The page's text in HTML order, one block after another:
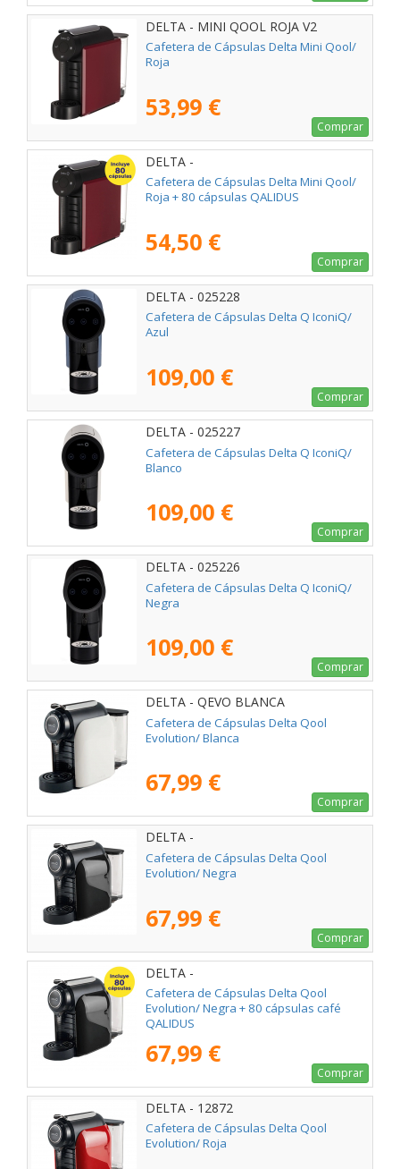
DELTA - MINI QOOL ROJA V2
Cafetera de Cápsulas Delta Mini Qool/
Roja
53,99 €
Comprar
DELTA -
Cafetera de Cápsulas Delta Mini Qool/
Roja + 80 cápsulas QALIDUS
54,50 €
Comprar
DELTA - 025228
Cafetera de Cápsulas Delta Q IconiQ/
Azul
109,00 €
Comprar
DELTA - 025227
Cafetera de Cápsulas Delta Q IconiQ/
Blanco
109,00 €
Comprar
DELTA - 025226
Cafetera de Cápsulas Delta Q IconiQ/
Negra
109,00 €
Comprar
DELTA - QEVO BLANCA
Cafetera de Cápsulas Delta Qool
Evolution/ Blanca
67,99 €
Comprar
DELTA -
Cafetera de Cápsulas Delta Qool
Evolution/ Negra
67,99 €
Comprar
DELTA -
Cafetera de Cápsulas Delta Qool
Evolution/ Negra + 80 cápsulas café
QALIDUS
67,99 €
Comprar
DELTA - 12872
Cafetera de Cápsulas Delta Qool
Evolution/ Roja